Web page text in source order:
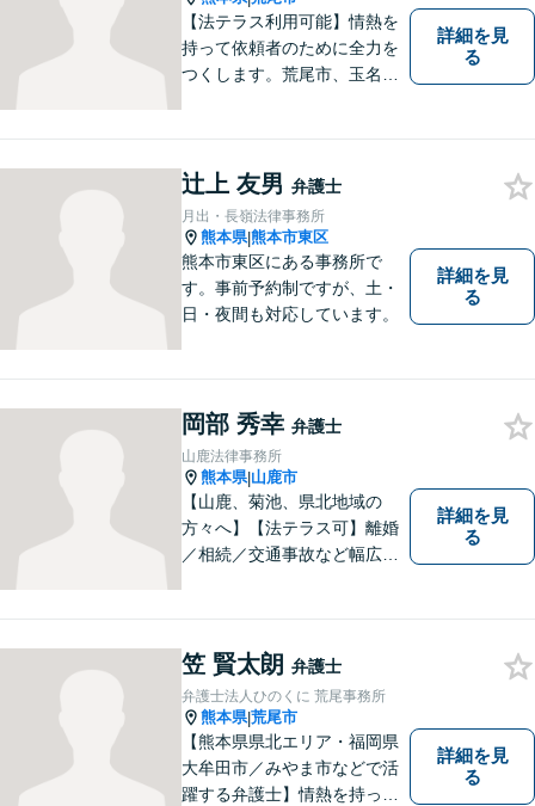
い。
【法テラス利用可能】情熱を
持って依頼者のために全力を
つくします。荒尾市、玉名郡
にも対応可能ですのでお気軽
にご相談ください。【幅広い
案件のご相談可能】
詳細を見
る
辻上 友男 弁護士
月出・長嶺法律事務所
熊本県|熊本市東区
熊本市東区にある事務所で
す。事前予約制ですが、土・
日・夜間も対応しています。
詳細を見
る
岡部 秀幸 弁護士
山鹿法律事務所
熊本県|山鹿市
【山鹿、菊池、県北地域の
方々へ】【法テラス可】離婚
／相続／交通事故など幅広く
供してまいります。お気軽に
ご相談を！
詳細を見
る
笠 賢太朗 弁護士
弁護士法人ひのくに 荒尾事務所
熊本県|荒尾市
【熊本県県北エリア・福岡県
大牟田市／みやま市などで活
躍する弁護士】情熱を持って
詳細を見
る